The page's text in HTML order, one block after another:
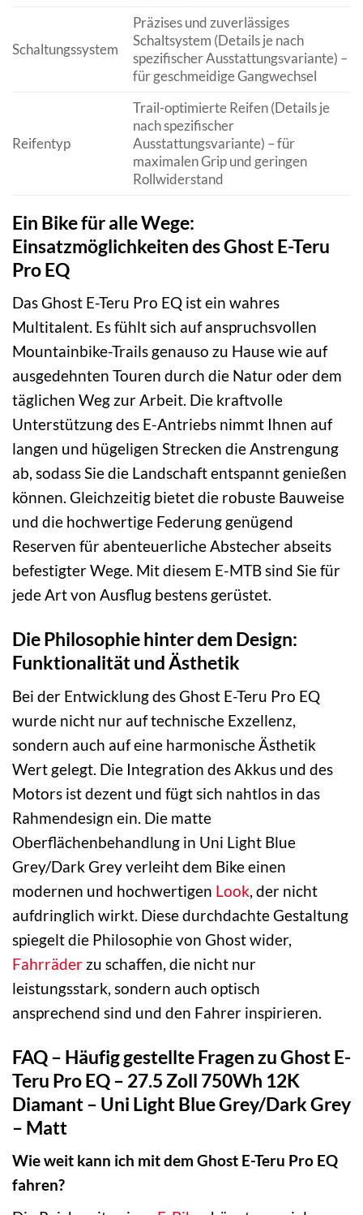
Schaltungssystem
Präzises und zuverlässiges
Schaltsystem (Details je nach
spezifischer Ausstattungsvariante) –
für geschmeidige Gangwechsel
Reifentyp
Trail-optimierte Reifen (Details je
nach spezifischer
Ausstattungsvariante) – für
maximalen Grip und geringen
Rollwiderstand
Ein Bike für alle Wege:
Einsatzmöglichkeiten des Ghost E-Teru
Pro EQ
Das Ghost E-Teru Pro EQ ist ein wahres
Multitalent. Es fühlt sich auf anspruchsvollen
Mountainbike-Trails genauso zu Hause wie auf
ausgedehnten Touren durch die Natur oder dem
täglichen Weg zur Arbeit. Die kraftvolle
Unterstützung des E-Antriebs nimmt Ihnen auf
langen und hügeligen Strecken die Anstrengung
ab, sodass Sie die Landschaft entspannt genießen
können. Gleichzeitig bietet die robuste Bauweise
und die hochwertige Federung genügend
Reserven für abenteuerliche Abstecher abseits
befestigter Wege. Mit diesem E-MTB sind Sie für
jede Art von Ausflug bestens gerüstet.
Die Philosophie hinter dem Design:
Funktionalität und Ästhetik
Bei der Entwicklung des Ghost E-Teru Pro EQ
wurde nicht nur auf technische Exzellenz,
sondern auch auf eine harmonische Ästhetik
Wert gelegt. Die Integration des Akkus und des
Motors ist dezent und fügt sich nahtlos in das
Rahmendesign ein. Die matte
Oberflächenbehandlung in Uni Light Blue
Grey/Dark Grey verleiht dem Bike einen
modernen und hochwertigen Look, der nicht
aufdringlich wirkt. Diese durchdachte Gestaltung
spiegelt die Philosophie von Ghost wider,
Fahrräder zu schaffen, die nicht nur
leistungsstark, sondern auch optisch
ansprechend sind und den Fahrer inspirieren.
FAQ – Häufig gestellte Fragen zu Ghost E-
Teru Pro EQ – 27.5 Zoll 750Wh 12K
Diamant – Uni Light Blue Grey/Dark Grey
– Matt
Wie weit kann ich mit dem Ghost E-Teru Pro EQ
fahren?